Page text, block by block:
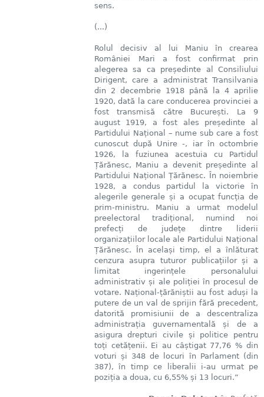
sens.
(...)
Rolul decisiv al lui Maniu în crearea
României Mari a fost confirmat prin
alegerea sa ca președinte al Consiliului
Dirigent, care a administrat Transilvania
din 2 decembrie 1918 până la 4 aprilie
1920, dată la care conducerea provinciei a
fost transmisă către București. La 9
august 1919, a fost ales președinte al
Partidului Național – nume sub care a fost
cunoscut după Unire -, iar în octombrie
1926, la fuziunea acestuia cu Partidul
Țărănesc, Maniu a devenit președinte al
Partidului Național Țărănesc. În noiembrie
1928, a condus partidul la victorie în
alegerile generale și a ocupat funcția de
prim-ministru. Maniu a urmat modelul
preelectoral tradițional, numind noi
prefecți de județe dintre liderii
organizațiilor locale ale Partidului Național
Țărănesc. În același timp, el a înlăturat
cenzura asupra tuturor publicațiilor și a
limitat ingerințele personalului
administrativ și ale poliției în procesul de
votare. Național-țărăniștii au fost aduși la
putere de un val de sprijin fără precedent,
datorită promisiunii de a descentraliza
administrația guvernamentală și de a
asigura drepturi civile și politice pentru
toți cetățenii. Ei au câștigat 77,76 % din
voturi și 348 de locuri în Parlament (din
387), în timp ce liberalii i-au urmat pe
poziția a doua, cu 6,55% și 13 locuri.”